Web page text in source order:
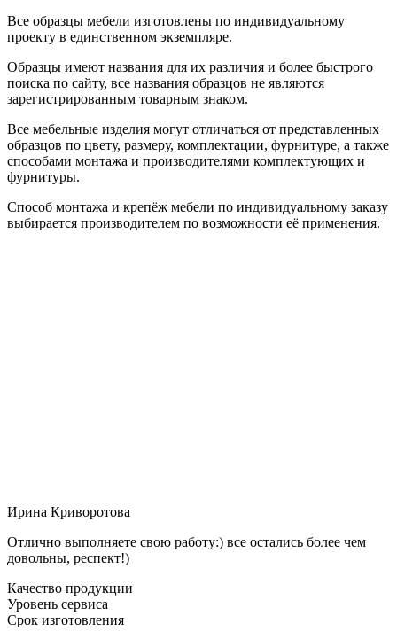
Все образцы мебели изготовлены по индивидуальному
проекту в единственном экземпляре.
Образцы имеют названия для их различия и более быстрого
поиска по сайту, все названия образцов не являются
зарегистрированным товарным знаком.
Все мебельные изделия могут отличаться от представленных
образцов по цвету, размеру, комплектации, фурнитуре, а также
способами монтажа и производителями комплектующих и
фурнитуры.
Способ монтажа и крепёж мебели по индивидуальному заказу
выбирается производителем по возможности её применения.
Ирина Криворотова
Отлично выполняете свою работу:) все остались более чем
довольны, респект!)
Качество продукции
Уровень сервиса
Срок изготовления